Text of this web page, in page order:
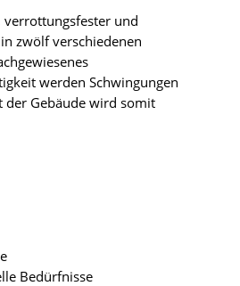
verrottungsfester und
zwölf verschiedenen
werden Schwingungen
der Gebäude wird somit
Bedürfnisse